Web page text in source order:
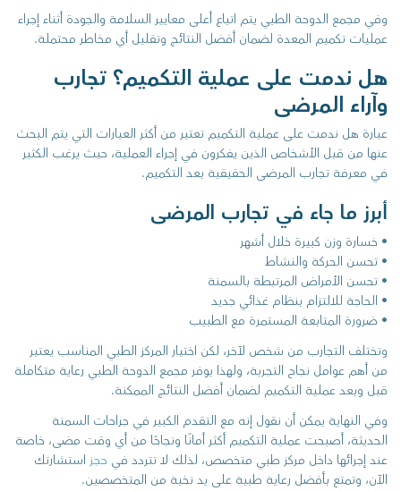
وفي مجمع الدوحة الطبي يتم اتباع أعلى معايير السلامة والجودة أثناء إجراء
عمليات تكميم المعدة لضمان أفضل النتائج وتقليل أي مخاطر محتملة.
هل ندمت على عملية التكميم؟ تجارب
وآراء المرضى
عبارة هل ندمت على عملية التكميم تعتبر من أكثر العبارات التي يتم البحث
عنها من قبل الأشخاص الذين يفكرون في إجراء العملية، حيث يرغب الكثير
في معرفة تجارب المرضى الحقيقية بعد التكميم.
أبرز ما جاء في تجارب المرضى
• خسارة وزن كبيرة خلال أشهر
• تحسن الحركة والنشاط
• تحسن الأمراض المرتبطة بالسمنة
• الحاجة للالتزام بنظام غذائي جديد
• ضرورة المتابعة المستمرة مع الطبيب
وتختلف التجارب من شخص لآخر، لكن اختيار المركز الطبي المناسب يعتبر
من أهم عوامل نجاح التجربة، ولهذا يوفر مجمع الدوحة الطبي رعاية متكاملة
قبل وبعد عملية التكميم لضمان أفضل النتائج الممكنة.
وفي النهاية يمكن أن نقول إنه مع التقدم الكبير في جراحات السمنة
الحديثة، أصبحت عملية التكميم أكثر أمانًا ونجاحًا من أي وقت مضى، خاصة
عند إجرائها داخل مركز طبي متخصص، لذلك لا تتردد في حجز استشارتك
الآن، وتمتع بأفضل رعاية طبية على يد نخبة من المتخصصين.